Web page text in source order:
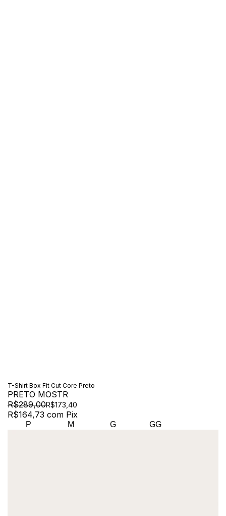
T-Shirt Box Fit Cut Core Preto
PRETO MOSTR
R$289,00R$173,40
R$164,73 com Pix
P M G GG